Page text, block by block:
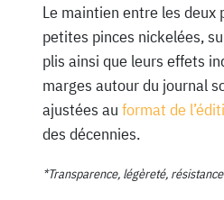
Le maintien entre les deux
petites pinces nickelées,
plis ainsi que leurs effets
marges autour du journal
ajustées au format de
des décennies.
*Transparence, légèreté,